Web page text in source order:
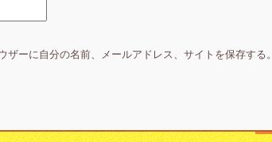
ザーに自分の名前、メールアドレス、サイトを保存する。